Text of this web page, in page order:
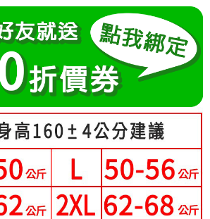
未前往確認交易或遇審核未通過，訂單將自動取
通過狀況，表示未達大哥付你分期系統評分，恕無
單，「大哥付你分期」於每月結算日後寄送繳費提
後，可選擇「超商條碼／台灣大直營門市／銀行轉
」等通路繳費。
大股份有限公司」（以下簡稱本公司）所提供，讓
服務購買商品或服務，並由商店將買賣／分期付款
後，依約使用本公司帳單繳交帳款。
哥付你分期」之契約關係目的，商店將以您的個人
地址）提供予台灣大哥大進項蒐集、處理及利用，
期帳單所需資料之確認、核對及更正。
詳閱以下連結：https://oppay.tw/userRule
不需綁卡、不需儲值。
簡訊認證，即可結帳。
服務後，再付款。
帳流程】
先享後付」後，將跳轉至「AFTEE先享後付」
並確認金額後，即可完成結帳。
將收到繳費通知簡訊。
方式進行付款，方視為交易完成。
當下不需立刻繳費，但若您需要取消訂單，請聯絡
先享後付 」之結帳頁面顯示為準，若有關於
消欲退款等相關疑問，請聯繫「AFTEE先享後付
support/home
所提供之點數服務，可於會員專區綁定中華電信
車使用 Hami Point 折抵消費金額 (1點等於1元)。
含以上)免運費
含以上)免運費
含以上)免運費